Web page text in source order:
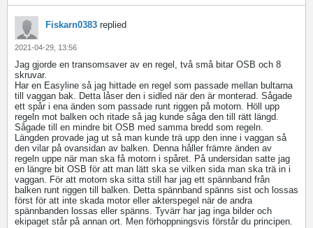
Fiskarn0383 replied
2021-04-29, 13:56
Jag gjorde en transomsaver av en regel, två små bitar OSB och 8
skruvar.
Har en Easyline så jag hittade en regel som passade mellan bultarna
till vaggan bak. Detta låser den i sidled när den är monterad. Sågade
ett spår i ena änden som passade runt riggen på motorn. Höll upp
regeln mot balken och ritade så jag kunde såga den till rätt längd.
Sågade till en mindre bit OSB med samma bredd som regeln.
Längden provade jag ut så man kunde trä upp den inne i vaggan så
den vilar på ovansidan av balken. Denna håller främre änden av
regeln uppe när man ska få motorn i spåret. På undersidan satte jag
en längre bit OSB för att man lätt ska se vilken sida man ska trä in i
vaggan. För att motorn ska sitta still har jag ett spännband från
balken runt riggen till balken. Detta spännband spänns sist och lossas
först för att inte skada motor eller akterspegel när de andra
spännbanden lossas eller spänns. Tyvärr har jag inga bilder och
ekipaget står på annan ort. Men förhoppningsvis förstår du principen.